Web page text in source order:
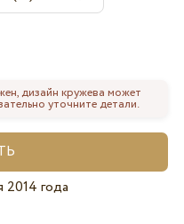
дизайн кружева может
уточните детали.
2014 года